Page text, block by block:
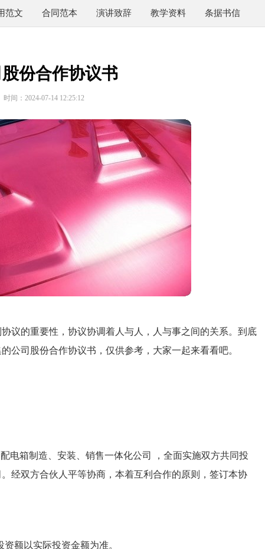
范文 合同范本 演讲致辞 教学资料 条据书信
份合作协议书
时间：2024-07-14 12:25:12
议的重要性，协议协调着人与人，人与事之间的关系。到底
公司股份合作协议书，仅供参考，大家一起来看看吧。
电箱制造、安装、销售一体化公司 ，全面实施双方共同投
经双方合伙人平等协商，本着互利合作的原则，签订本协
额以实际投资金额为准。